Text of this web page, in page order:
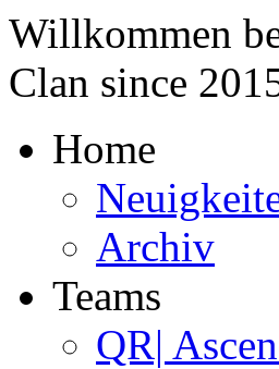
Willkommen
Clan since
Home
Archiv
Teams
QR|